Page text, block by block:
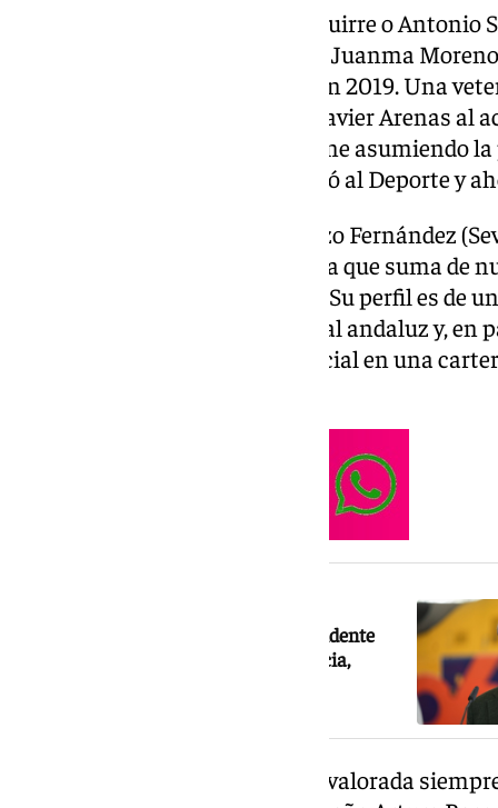
Patricia del Pozo como Jesús Aguirre o Antonio
sigue en el Gobierno andaluz de Juanma
alcanzó la Junta de Andalucía en 2019. Una
hizo el trasvase de la época de Javier Arenas
Moreno. Desde hace tiempo viene asumiendo
que en la pasada legislatura unió al Deporte y
De esta manera, Patricia del Pozo Fernández
cartera de Cultura y Deporte, a la que suma
nomenclatura de la Consejería. Su perfil es de
sensibilidades del sector cultural andaluz y, en
mundo del flamenco que es crucial en una
Antonio Sanz se erige como vicepresidente
primero y sigue al frente de Presidencia,
La sevillana, cuya labor ha sido valorada